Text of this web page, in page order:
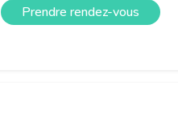
Prendre rendez-vous